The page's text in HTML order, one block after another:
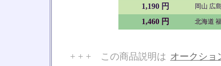
1,190 円 岡山 広
1,460 円 北海道
+ + + この商品説明は オークショ